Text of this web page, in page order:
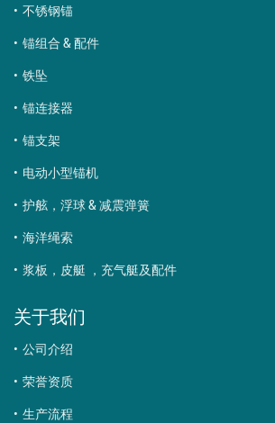
不锈钢锚
锚组合 & 配件
铁坠
锚连接器
锚支架
电动小型锚机
护舷，浮球 & 减震弹簧
海洋绳索
浆板，皮艇 ，充气艇及配件
关于我们
公司介绍
荣誉资质
生产流程